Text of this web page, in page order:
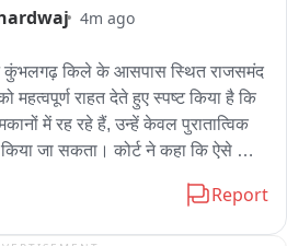
4m ago
ने कुंभलगढ़ किले के आसपास स्थित राजसमंद
महत्वपूर्ण राहत देते हुए स्पष्ट किया है कि
में रह रहे हैं, उन्हें केवल पुरातात्विक
जा सकता। कोर्ट ने कहा कि ऐसे
अतिरिक्त निर्माण भी कर सकेंगे, लेकिन
Report